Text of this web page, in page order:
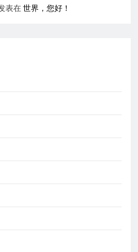
表在世界，您好！